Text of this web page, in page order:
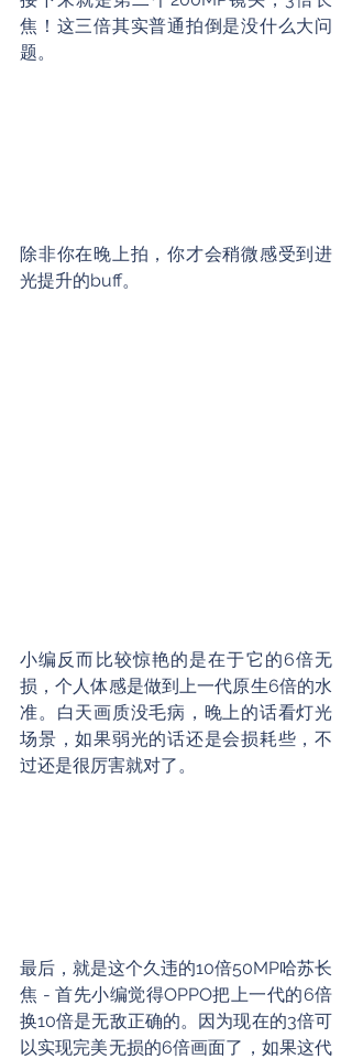
焦！这三倍其实普通拍倒是没什么大问
题。
除非你在晚上拍，你才会稍微感受到进
光提升的buff。
小编反而比较惊艳的是在于它的6倍无
损，个人体感是做到上一代原生6倍的水
准。白天画质没毛病，晚上的话看灯光
场景，如果弱光的话还是会损耗些，不
过还是很厉害就对了。
最后，就是这个久违的10倍50MP哈苏长
焦 - 首先小编觉得OPPO把上一代的6倍
换10倍是无敌正确的。因为现在的3倍可
以实现完美无损的6倍画面了，如果这代